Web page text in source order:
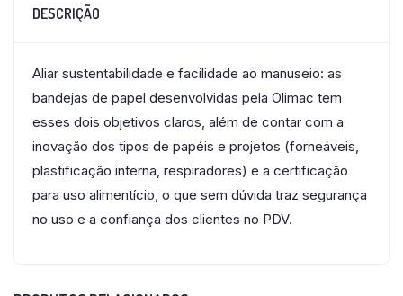
DESCRIÇÃO
Aliar sustentabilidade e facilidade ao manuseio: as
bandejas de papel desenvolvidas pela Olimac tem
esses dois objetivos claros, além de contar com a
inovação dos tipos de papéis e projetos (forneáveis,
plastificação interna, respiradores) e a certificação
para uso alimentício, o que sem dúvida traz segurança
no uso e a confiança dos clientes no PDV.